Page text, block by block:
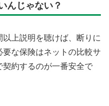
んじゃない？
以上説明を聴けば、断りに
要な保険はネットの比較サ
約するのが一番安全で